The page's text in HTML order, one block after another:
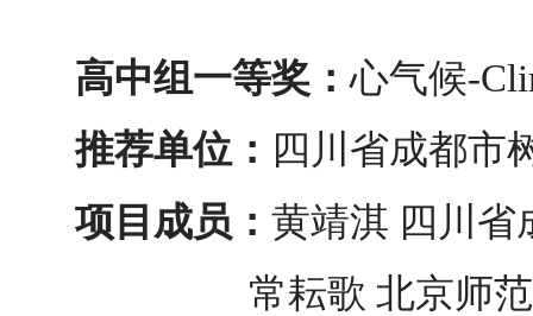
高中组一等奖：心气候-
推荐单位： 四川省成都市
项目成员： 黄靖淇 四川省
常耘歌 北京师范大